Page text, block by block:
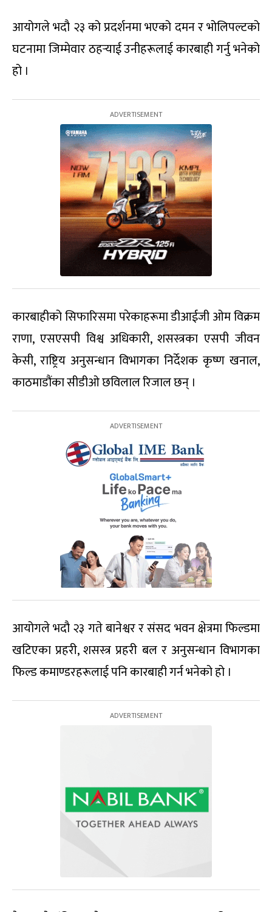
आयोगले भदौ २३ को प्रदर्शनमा भएको दमन र भोलिपल्टको
घटनामा जिम्मेवार ठहर्‍याई उनीहरूलाई कारबाही गर्नु भनेको
हो ।
कारबाहीको सिफारिसमा परेकाहरूमा डीआईजी ओम विक्रम
राणा, एसएसपी विश्व अधिकारी, शसस्त्रका एसपी जीवन
केसी, राष्ट्रिय अनुसन्धान विभागका निर्देशक कृष्ण खनाल,
काठमाडौंका सीडीओ छविलाल रिजाल छन् ।
आयोगले भदौ २३ गते बानेश्वर र संसद भवन क्षेत्रमा फिल्डमा
खटिएका प्रहरी, शसस्त्र प्रहरी बल र अनुसन्धान विभागका
फिल्ड कमाण्डरहरूलाई पनि कारबाही गर्न भनेको हो ।